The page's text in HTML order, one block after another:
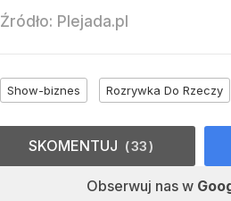
Źródło: Plejada.pl
Show-biznes Rozrywka Do Rzeczy
Obserwuj nas w
SKOMENTUJ 33